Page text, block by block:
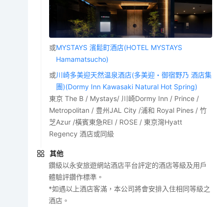
或MYSTAYS 濱鬆町酒店(HOTEL MYSTAYS
Hamamatsucho)
或川崎多美迎天然温泉酒店(多美迎・御宿野乃 酒店集
團)(Dormy Inn Kawasaki Natural Hot Spring)
東京 The B / Mystays/ 川崎Dormy Inn / Prince /
Metropolitan / 豊州JAL City /浦和 Royal Pines / 竹
芝Azur /橫賓東急REI / ROSE / 東京灣Hyatt
Regency 酒店或同級
其他
鑽級以永安旅遊網站酒店平台評定的酒店等級及用戶
體驗評鑽作標準。
*如遇以上酒店客滿，本公司將會安排入住相同等級之
酒店。